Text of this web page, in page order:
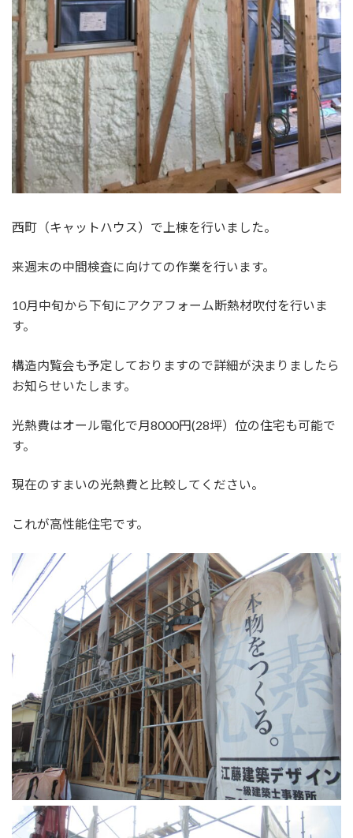
西町（キャットハウス）で上棟を行いました。
来週末の中間検査に向けての作業を行います。
10月中旬から下旬にアクアフォーム断熱材吹付を行いま
す。
構造内覧会も予定しておりますので詳細が決まりましたら
お知らせいたします。
光熱費はオール電化で月8000円(28坪）位の住宅も可能で
す。
現在のすまいの光熱費と比較してください。
これが高性能住宅です。